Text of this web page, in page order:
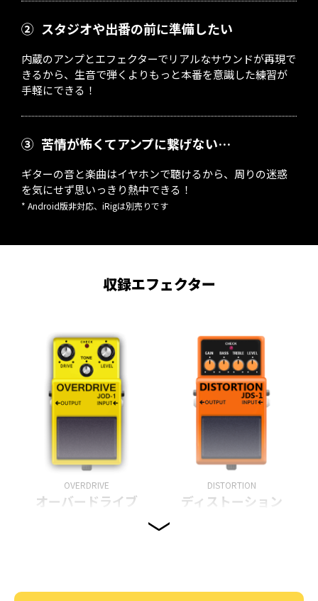
② スタジオや出番の前に準備したい
内蔵のアンプとエフェクターでリアルなサウンドが再現で
きるから、生音で弾くよりもっと本番を意識した練習が
手軽にできる！
③ 苦情が怖くてアンプに繋げない…
ギターの音と楽曲はイヤホンで聴けるから、周りの迷惑
を気にせず思いっきり熱中できる！
* Android版非対応、iRigは別売りです
収録エフェクター
OVERDRIVE
オーバードライブ
DISTORTION
ディストーション